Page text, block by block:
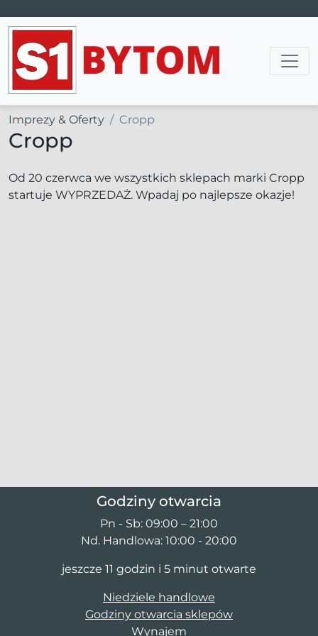
Main Navigation
Imprezy & Oferty Cropp
Cropp
Od 20 czerwca we wszystkich sklepach marki Cropp
startuje WYPRZEDAŻ. Wpadaj po najlepsze okazje!
Godziny otwarcia
Pn - Sb: 09:00 – 21:00
Nd. Handlowa: 10:00 - 20:00
jeszcze 11 godzin i 5 minut otwarte
Niedziele handlowe
Godziny otwarcia sklepów
Wynajem